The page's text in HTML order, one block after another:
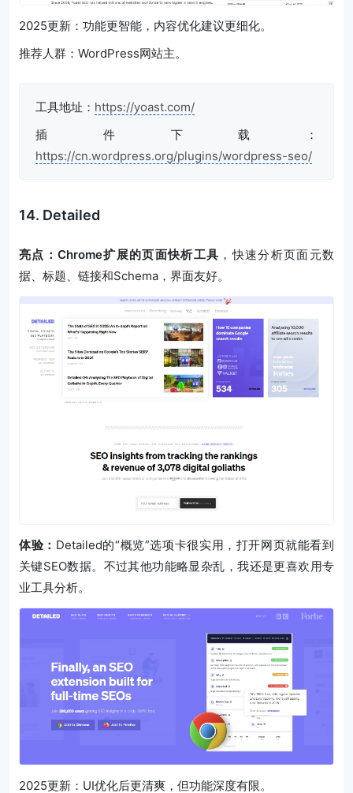
2025更新：功能更智能，内容优化建议更细化。
推荐人群：WordPress网站主。
工具地址： https://yoast.com/
插件下载：
https://cn.wordpress.org/plugins/wordpress-seo/
14. Detailed
亮点：Chrome扩展的页面快析工具 ，快速分析页面元数
据、标题、链接和Schema，界面友好。
体验： Detailed的“概览”选项卡很实用，打开网页就能看到
关键SEO数据。不过其他功能略显杂乱，我还是更喜欢用专
业工具分析。
2025更新：UI优化后更清爽，但功能深度有限。